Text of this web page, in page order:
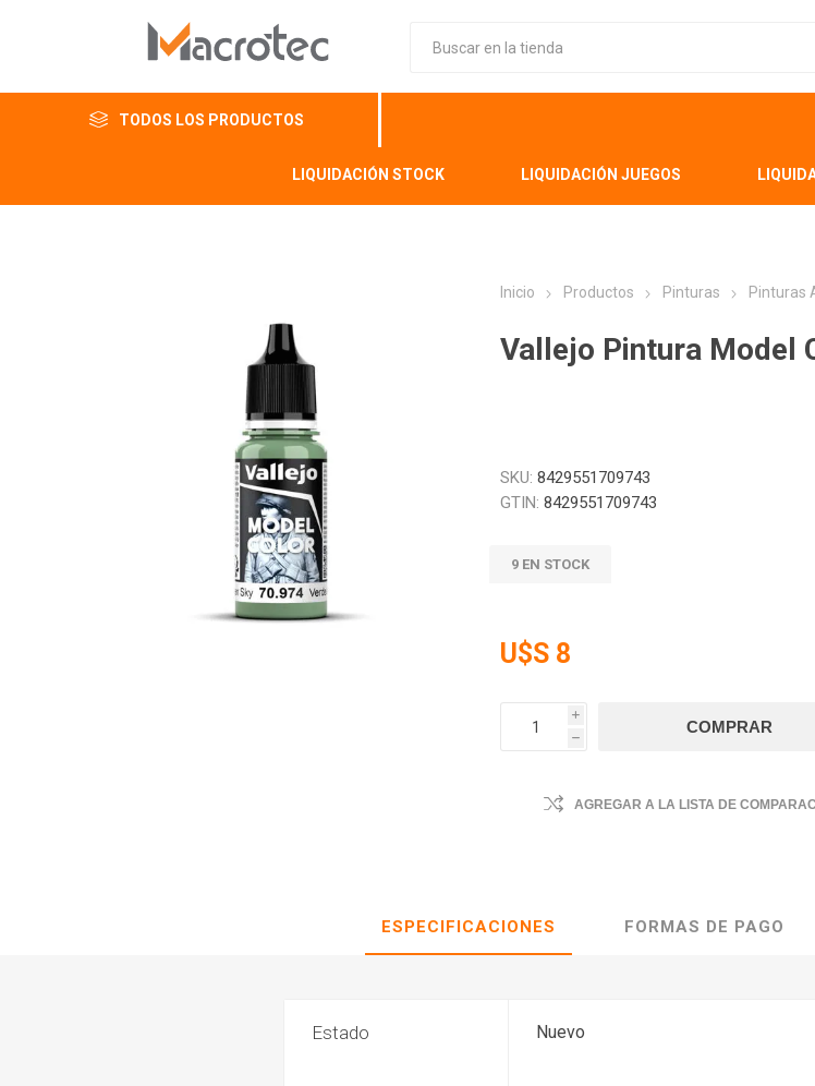
TODOS LOS PRODUCTOS
LIQUIDACIÓN STOCK LIQUIDACIÓN JUEGOS
Inicio Productos Pinturas Pinturas
Vallejo Pintura Model
SKU: 8429551709743
GTIN: 8429551709743
9 EN STOCK
U$S 8
i
h
AGREGAR A LA LISTA DE
ESPECIFICACIONES FORMAS DE PAGO
Estado Nuevo